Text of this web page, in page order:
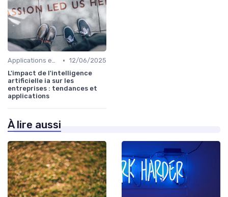
Applications en entreprise • 12/06/2025
L'impact de l'intelligence
artificielle ia sur les
entreprises : tendances et
applications
À lire aussi